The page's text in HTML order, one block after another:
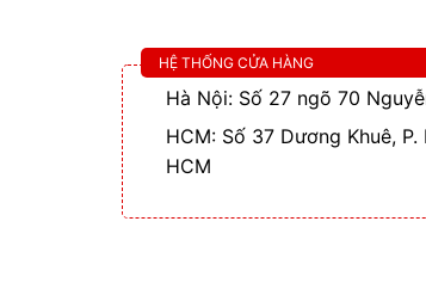
HỆ THỐNG CỬA HÀNG
Hà Nội: Số 27 ngõ 70
HCM: Số 37 Dương Khuê, P.
HCM